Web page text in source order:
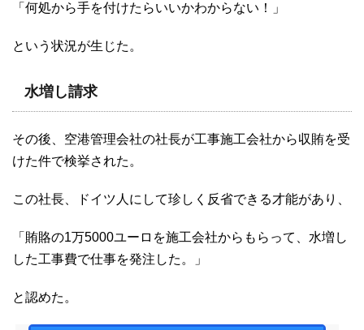
「何処から手を付けたらいいかわからない！」
という状況が生じた。
水増し請求
その後、空港管理会社の社長が工事施工会社から収賄を受
けた件で検挙された。
この社長、ドイツ人にして珍しく反省できる才能があり、
「賄賂の1万5000ユーロを施工会社からもらって、水増し
した工事費で仕事を発注した。」
と認めた。